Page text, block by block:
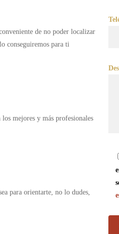
de no poder localizar
conseguiremos para ti
mejores y más profesionales
para orientarte, no lo dudes,